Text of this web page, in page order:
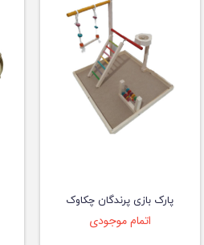
پارک بازی پرندگان چکاوک
اتمام موجودی